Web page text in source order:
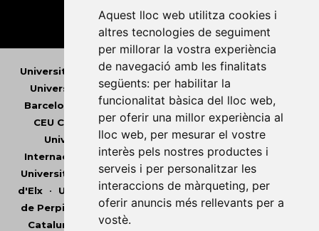
Aquest lloc web utilitza cookies i
altres tecnologies de seguiment
per millorar la vostra experiència
de navegació amb les finalitats
següents: per habilitar la
funcionalitat bàsica del lloc web,
per oferir una millor experiència al
lloc web, per mesurar el vostre
interès pels nostres productes i
serveis i per personalitzar les
interaccions de màrqueting, per
oferir anuncis més rellevants per a
vostè.
Universitat Abat Oliba CEU•Universitat d'Alacant
Universitat d'Andorra•Universitat Autònoma de
Barcelona
Universitat de Barcelona•Universitat
CEU Cardenal Herrera•Universitat de Girona •
Universitat de les Illes Balears• Universitat
Internacional de Catalunya•Universitat Jaume I
Universitat de Lleida• Universitat Miguel Hernández
d'Elx• Universitat Oberta de Catalunya•Universitat
de Perpinyà Via Domitia•Universitat Politècnica de
Catalunya
Universitat Politècnica de València